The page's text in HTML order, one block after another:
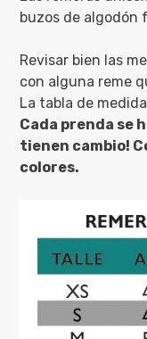
buzos de algodón
Revisar bien las
con alguna reme
La tabla de
Cada prenda se
tienen cambio!
colores.